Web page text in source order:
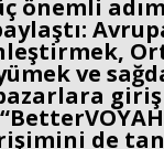
önemli
ve
giriş
de